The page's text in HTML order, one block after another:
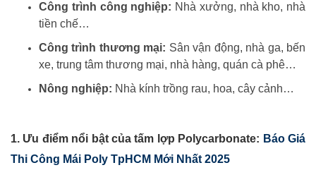
Công trình công nghiệp: Nhà xưởng, nhà kho, nhà
tiền chế…
Công trình thương mại: Sân vận động, nhà ga, bến
xe, trung tâm thương mại, nhà hàng, quán cà phê…
Nông nghiệp: Nhà kính trồng rau, hoa, cây cảnh…
1. Ưu điểm nổi bật của tấm lợp Polycarbonate: Báo Giá
Thi Công Mái Poly TpHCM Mới Nhất 2025